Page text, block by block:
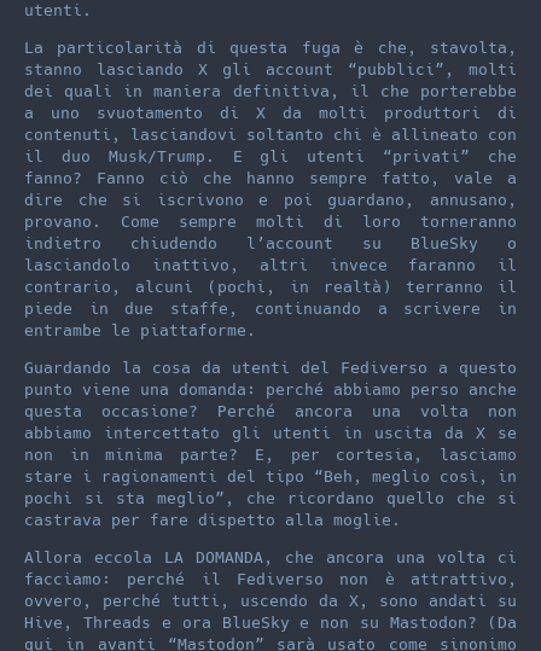
utenti.
La particolarità di questa fuga è che, stavolta,
stanno lasciando X gli account “pubblici”, molti
dei quali in maniera definitiva, il che porterebbe
a uno svuotamento di X da molti produttori di
contenuti, lasciandovi soltanto chi è allineato con
il duo Musk/Trump. E gli utenti “privati” che
fanno? Fanno ciò che hanno sempre fatto, vale a
dire che si iscrivono e poi guardano, annusano,
provano. Come sempre molti di loro torneranno
indietro chiudendo l’account su BlueSky o
lasciandolo inattivo, altri invece faranno il
contrario, alcuni (pochi, in realtà) terranno il
piede in due staffe, continuando a scrivere in
entrambe le piattaforme.
Guardando la cosa da utenti del Fediverso a questo
punto viene una domanda: perché abbiamo perso anche
questa occasione? Perché ancora una volta non
abbiamo intercettato gli utenti in uscita da X se
non in minima parte? E, per cortesia, lasciamo
stare i ragionamenti del tipo “Beh, meglio così, in
pochi si sta meglio”, che ricordano quello che si
castrava per fare dispetto alla moglie.
Allora eccola LA DOMANDA, che ancora una volta ci
facciamo: perché il Fediverso non è attrattivo,
ovvero, perché tutti, uscendo da X, sono andati su
Hive, Threads e ora BlueSky e non su Mastodon? (Da
qui in avanti “Mastodon” sarà usato come sinonimo